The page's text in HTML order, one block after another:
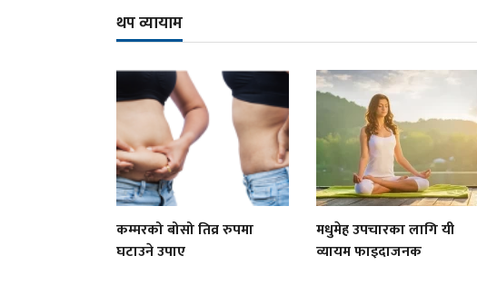
थप व्यायाम
कम्मरको बोसो तिव्र रुपमा
घटाउने उपाए
मधुमेह उपचारका लागि यी
व्यायम फाइदाजनक